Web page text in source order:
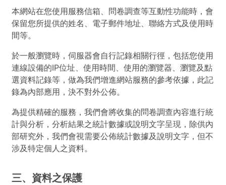
本網站在您使用服務信箱、問卷調查等互動性功能時，會
保留您所提供的姓名、電子郵件地址、聯絡方式及使用時
間等。
於一般瀏覽時，伺服器會自行記錄相關行徑，包括您使用
連線設備的IP位址、使用時間、使用的瀏覽器、瀏覽及點
選資料記錄等，做為我們增進網站服務的參考依據，此記
錄為內部應用，決不對外公佈。
為提供精確的服務，我們會將收集的問卷調查內容進行統
計與分析，分析結果之統計數據或說明文字呈現，除供內
部研究外，我們會視需要公佈統計數據及說明文字，但不
涉及特定個人之資料。
三、資料之保護